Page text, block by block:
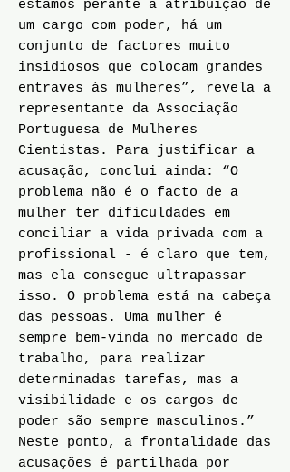
estamos perante a atribuição de
um cargo com poder, há um
conjunto de factores muito
insidiosos que colocam grandes
entraves às mulheres”, revela a
representante da Associação
Portuguesa de Mulheres
Cientistas. Para justificar a
acusação, conclui ainda: “O
problema não é o facto de a
mulher ter dificuldades em
conciliar a vida privada com a
profissional - é claro que tem,
mas ela consegue ultrapassar
isso. O problema está na cabeça
das pessoas. Uma mulher é
sempre bem-vinda no mercado de
trabalho, para realizar
determinadas tarefas, mas a
visibilidade e os cargos de
poder são sempre masculinos.”
Neste ponto, a frontalidade das
acusações é partilhada por